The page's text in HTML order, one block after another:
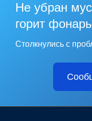
Не убран
горит
Столкнулись с